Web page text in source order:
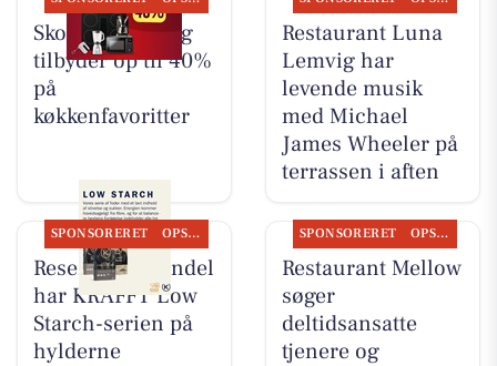
Skousen Lemvig
tilbyder op til 40%
på
køkkenfavoritter
Restaurant Luna
Lemvig har
levende musik
med Michael
James Wheeler på
terrassen i aften
SPONSORERET OPSLAGSTAVLEN
Resen Landhandel
har KRAFFT Low
Starch-serien på
hylderne
SPONSORERET OPSLAGSTAVLEN
Restaurant Mellow
søger
deltidsansatte
tjenere og